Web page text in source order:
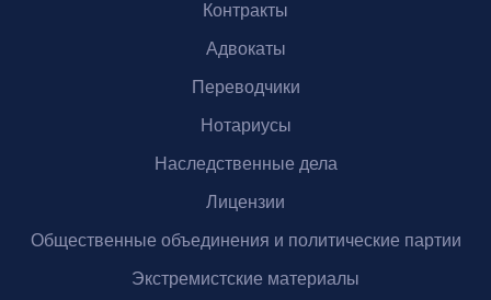
Контракты
Адвокаты
Переводчики
Нотариусы
Наследственные дела
Лицензии
Общественные объединения и политические партии
Экстремистские материалы